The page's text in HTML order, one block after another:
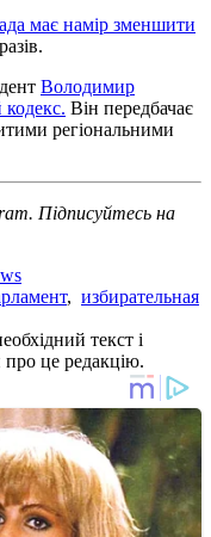
має намір зменшити
Володимир
Він передбачає
регіональними
Підписуйтесь на
, избирательная
текст і
це редакцію.